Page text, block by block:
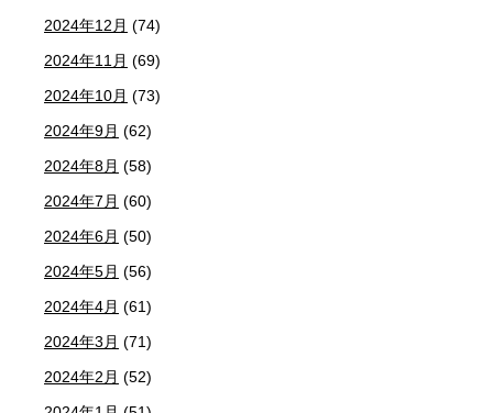
2024年12月 (74)
2024年11月 (69)
2024年10月 (73)
2024年9月 (62)
2024年8月 (58)
2024年7月 (60)
2024年6月 (50)
2024年5月 (56)
2024年4月 (61)
2024年3月 (71)
2024年2月 (52)